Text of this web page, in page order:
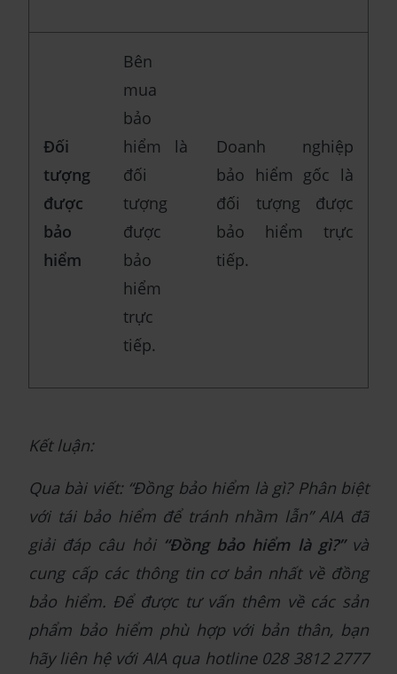
Đối
tượng
được
bảo
hiểm
Bên
mua
bảo
hiểm là
đối
tượng
được
bảo
hiểm
trực
tiếp.
Doanh nghiệp
bảo hiểm gốc là
đối tượng được
bảo hiểm trực
tiếp.
Kết luận:
Qua bài viết: “Đồng bảo hiểm là gì? Phân biệt
với tái bảo hiểm để tránh nhầm lẫn” AIA đã
giải đáp câu hỏi “Đồng bảo hiểm là gì?” và
cung cấp các thông tin cơ bản nhất về đồng
bảo hiểm. Để được tư vấn thêm về các sản
phẩm bảo hiểm phù hợp với bản thân, bạn
hãy liên hệ với AIA qua hotline 028 3812 2777